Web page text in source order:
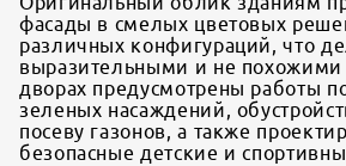
фасады в смелых цветовых
различных конфигураций, что
выразительными и не похожими
дворах предусмотрены работы
зеленых насаждений,
посеву газонов, а также
безопасные детские и